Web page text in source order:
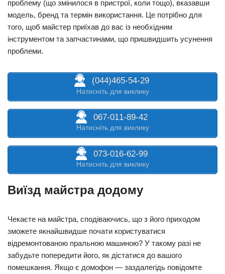
проблему (що змінилося в пристрої, коли тощо), вказавши
модель, бренд та термін використання. Це потрібно для
того, щоб майстер приїхав до вас із необхідним
інструментом та запчастинами, що пришвидшить усунення
проблеми.
(044)465-54-29
Натисніть для виклику
067-011-89-42
Натисніть для виклику
073-016-62-99
Натисніть для виклику
Виїзд майстра додому
Чекаєте на майстра, сподіваючись, що з його приходом
зможете якнайшвидше почати користуватися
відремонтованою пральною машиною? У такому разі не
забудьте попередити його, як дістатися до вашого
помешкання. Якщо є домофон — заздалегідь повідомте